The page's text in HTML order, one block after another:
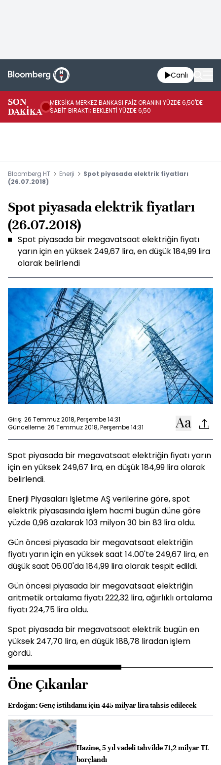
Canlı
SON
DAKİKA
MEKSİKA MERKEZ BANKASI FAİZ ORANINI YÜZDE 6,50'DE
SABİT BIRAKTI; BEKLENTİ YÜZDE 6,50
Bloomberg HT Enerji
Spot piyasada elektrik fiyatları
(26.07.2018)
Spot piyasada elektrik fiyatları
(26.07.2018)
Spot piyasada bir megavatsaat elektriğin fiyatı
yarın için en yüksek 249,67 lira, en düşük 184,99 lira
olarak belirlendi
Giriş: 26 Temmuz 2018, Perşembe 14:31
Güncelleme: 26 Temmuz 2018, Perşembe 14:31
Spot piyasada bir megavatsaat elektriğin fiyatı yarın
için en yüksek 249,67 lira, en düşük 184,99 lira olarak
belirlendi.
Enerji Piyasaları İşletme AŞ verilerine göre, spot
elektrik piyasasında işlem hacmi bugün düne göre
yüzde 0,96 azalarak 103 milyon 30 bin 83 lira oldu.
Gün öncesi piyasada bir megavatsaat elektriğin
fiyatı yarın için en yüksek saat 14.00'te 249,67 lira, en
düşük saat 06.00'da 184,99 lira olarak tespit edildi.
Gün öncesi piyasada bir megavatsaat elektriğin
aritmetik ortalama fiyatı 222,32 lira, ağırlıklı ortalama
fiyatı 224,75 lira oldu.
Spot piyasada bir megavatsaat elektrik bugün en
yüksek 247,70 lira, en düşük 188,78 liradan işlem
gördü.
Öne Çıkanlar
Erdoğan: Genç istihdamı için 445 milyar lira tahsis edilecek
Hazine, 5 yıl vadeli tahvilde 71,2 milyar TL
borçlandı